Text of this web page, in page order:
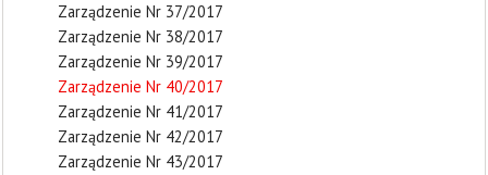
Zarządzenie Nr 37/2017
Zarządzenie Nr 38/2017
Zarządzenie Nr 39/2017
Zarządzenie Nr 40/2017
Zarządzenie Nr 41/2017
Zarządzenie Nr 42/2017
Zarządzenie Nr 43/2017